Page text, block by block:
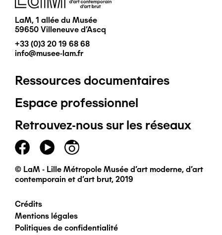
LaM, 1 allée du Musée
59650 Villeneuve d'Ascq
+33 (0)3 20 19 68 68
info@musee-lam.fr
Pied
de
page
principal
Ressources documentaires
Espace professionnel
Retrouvez-nous sur les réseaux
© LaM - Lille Métropole Musée d'art moderne, d'art
contemporain et d'art brut, 2019
Pied
Crédits
Mentions légales
Politiques de confidentialité